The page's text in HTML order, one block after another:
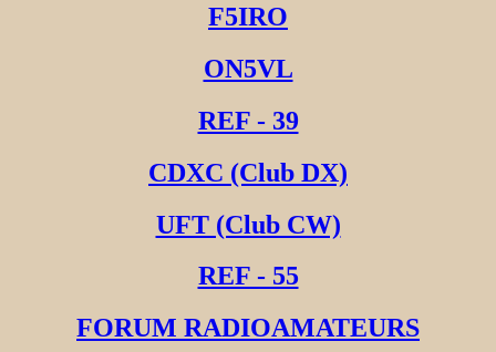
F5IRO
ON5VL
REF - 39
CDXC (Club DX)
UFT (Club CW)
REF - 55
FORUM RADIOAMATEURS